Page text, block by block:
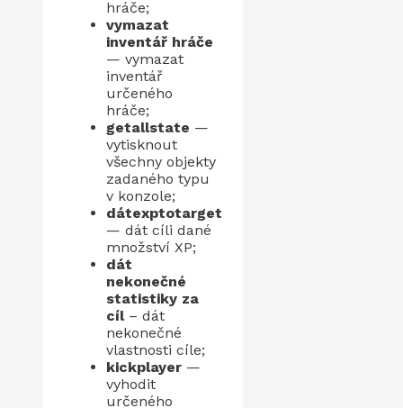
hráče;
vymazat
inventář hráče
— vymazat
inventář
určeného
hráče;
getallstate —
vytisknout
všechny objekty
zadaného typu
v konzole;
dátexptotarget
— dát cíli dané
množství XP;
dát
nekonečné
statistiky za
cíl– dát
nekonečné
vlastnosti cíle;
kickplayer —
vyhodit
určeného